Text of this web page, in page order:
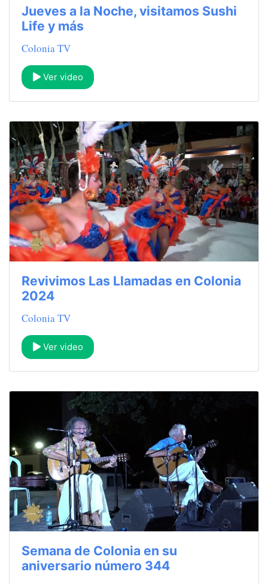
Jueves a la Noche, visitamos Sushi
Life y más
Colonia TV
Ver video
Revivimos Las Llamadas en Colonia
2024
Colonia TV
Ver video
Semana de Colonia en su
aniversario número 344